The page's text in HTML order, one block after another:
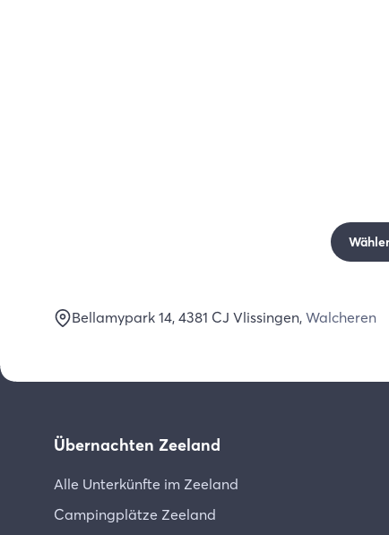
Bellamypark 14, 4381 CJ Vlissingen, Walcheren
Übernachten Zeeland
Alle Unterkünfte im Zeeland
Campingplätze Zeeland